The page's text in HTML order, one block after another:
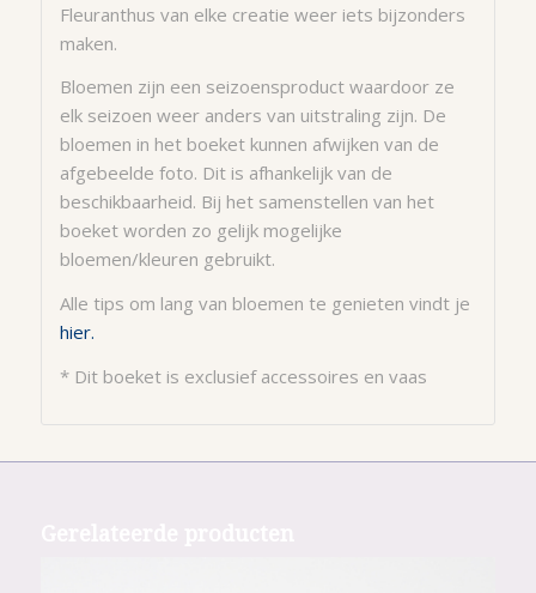
Fleuranthus van elke creatie weer iets bijzonders
maken.
Bloemen zijn een seizoensproduct waardoor ze
elk seizoen weer anders van uitstraling zijn. De
bloemen in het boeket kunnen afwijken van de
afgebeelde foto. Dit is afhankelijk van de
beschikbaarheid. Bij het samenstellen van het
boeket worden zo gelijk mogelijke
bloemen/kleuren gebruikt.
Alle tips om lang van bloemen te genieten vindt je
hier.
* Dit boeket is exclusief accessoires en vaas